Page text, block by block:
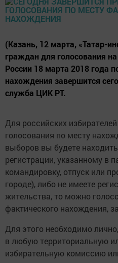
(Казань, 12 марта, «Татар-
граждан для голосования
России 18 марта 2018 года
нахождения завершится
служба ЦИК РТ.
Для российских
голосования по месту
выборов вы будете
регистрации, указанному в
командировку, отпуск или
городе), либо не имеете
жительства, то можно
фактического нахождения,
Для этого необходимо
в любую территориальную
избирательную комиссию